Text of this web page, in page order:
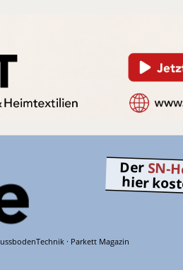
· Parkett Magazin
Der SN-
hier